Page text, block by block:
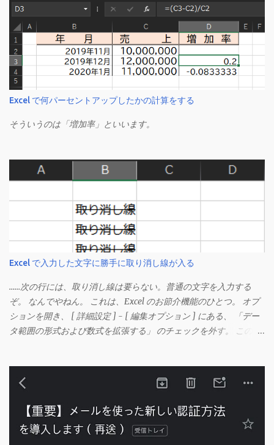
Excel で何パーセントアップしたかの計算をする
そういうのは「増加率」といいます。
Excel で入力した文字に勝手に取り消し線が入る
……次の行には、取り消し線は要らない。普通の文字を入力する
ぞ。 なんでやねん。 これは、Excel のお節介機能のひとつ。 オプ
ションを開き、 [ 詳細設定 ] - [ 編集オプション ] にある、 「デー
タ範囲の形式および数式を拡張する」 のチェックを外す。 この機
うです。 このオプションを解除して、他のセル（取り消し線の書
式がないセル）をコピーしてから、もう一度入力してみます。 今
度は大丈夫です。 Mac の場合、画面上部にあるメニューの
「Excel」をクリックして環境設定を開きます（「command + ,
（カンマ）」 でも開きます）。 「編集」を開きます。 「編集オプ